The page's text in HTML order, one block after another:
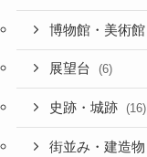
博物館・美術館
展望台 (6)
史跡・城跡 (16)
街並み・建造物